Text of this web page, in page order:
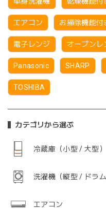
エアコン お掃除機能付
電子レンジ オーブンレ
Panasonic SHARP
TOSHIBA
カテゴリから選ぶ
冷蔵庫（小型 / 大型）
洗濯機（縦型 / ドラム
エアコン